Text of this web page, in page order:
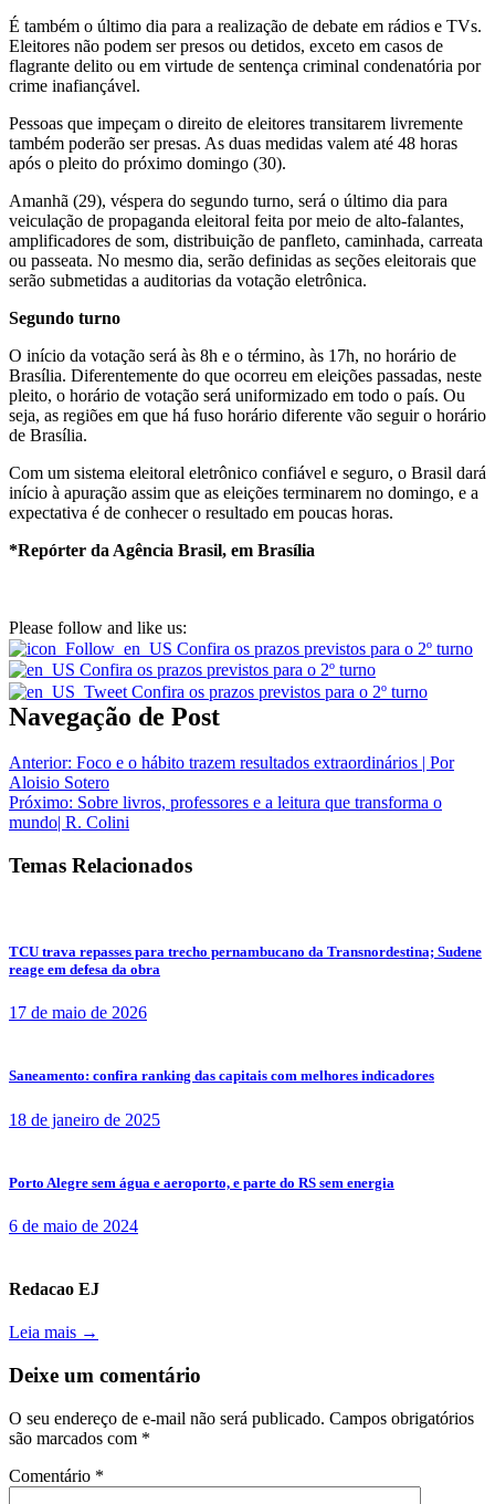
É também o último dia para a realização de debate em rádios e TVs.
Eleitores não podem ser presos ou detidos, exceto em casos de
flagrante delito ou em virtude de sentença criminal condenatória por
crime inafiançável.
Pessoas que impeçam o direito de eleitores transitarem livremente
também poderão ser presas. As duas medidas valem até 48 horas
após o pleito do próximo domingo (30).
Amanhã (29), véspera do segundo turno, será o último dia para
veiculação de propaganda eleitoral feita por meio de alto-falantes,
amplificadores de som, distribuição de panfleto, caminhada, carreata
ou passeata. No mesmo dia, serão definidas as seções eleitorais que
serão submetidas a auditorias da votação eletrônica.
Segundo turno
O início da votação será às 8h e o término, às 17h, no horário de
Brasília. Diferentemente do que ocorreu em eleições passadas, neste
pleito, o horário de votação será uniformizado em todo o país. Ou
seja, as regiões em que há fuso horário diferente vão seguir o horário
de Brasília.
Com um sistema eleitoral eletrônico confiável e seguro, o Brasil dará
início à apuração assim que as eleições terminarem no domingo, e a
expectativa é de conhecer o resultado em poucas horas.
*Repórter da Agência Brasil, em Brasília
Please follow and like us:
Navegação de Post
Anterior: Foco e o hábito trazem resultados extraordinários | Por
Aloisio Sotero
Próximo: Sobre livros, professores e a leitura que transforma o
mundo| R. Colini
Temas Relacionados
TCU trava repasses para trecho pernambucano da Transnordestina; Sudene
reage em defesa da obra
17 de maio de 2026
Saneamento: confira ranking das capitais com melhores indicadores
18 de janeiro de 2025
Porto Alegre sem água e aeroporto, e parte do RS sem energia
6 de maio de 2024
Redacao EJ
Leia mais →
Deixe um comentário
O seu endereço de e-mail não será publicado. Campos obrigatórios
são marcados com *
Comentário *